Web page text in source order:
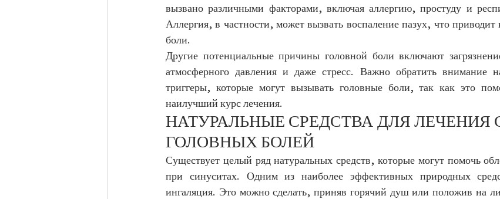
вызвано различными факторами, включая аллергию, простуду и
Аллергия, в частности, может вызвать воспаление пазух, что приводит
боли.
Другие потенциальные причины головной боли включают
атмосферного давления и даже стресс. Важно обратить внимание
триггеры, которые могут вызывать головные боли, так как это
наилучший курс лечения.
НАТУРАЛЬНЫЕ СРЕДСТВА ДЛЯ
ГОЛОВНЫХ БОЛЕЙ
Существует целый ряд натуральных средств, которые могут помочь
при синуситах. Одним из наиболее эффективных природных
ингаляция. Это можно сделать, приняв горячий душ или положив на